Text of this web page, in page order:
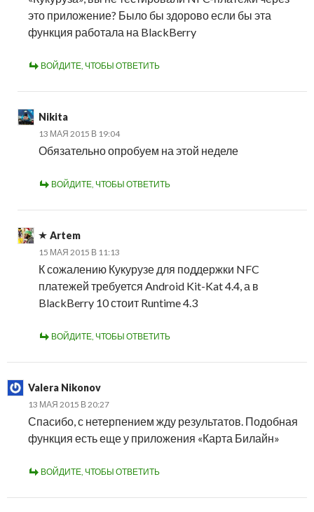
это приложение? Было бы здорово если бы эта
функция работала на BlackBerry
ВОЙДИТЕ, ЧТОБЫ ОТВЕТИТЬ
Nikita
13 МАЯ 2015 В 19:04
Обязательно опробуем на этой неделе
ВОЙДИТЕ, ЧТОБЫ ОТВЕТИТЬ
Artem
15 МАЯ 2015 В 11:13
К сожалению Кукурузе для поддержки NFC
платежей требуется Android Kit-Kat 4.4, а в
BlackBerry 10 стоит Runtime 4.3
ВОЙДИТЕ, ЧТОБЫ ОТВЕТИТЬ
Valera Nikonov
13 МАЯ 2015 В 20:27
Спасибо, с нетерпением жду результатов. Подобная
функция есть еще у приложения «Карта Билайн»
ВОЙДИТЕ, ЧТОБЫ ОТВЕТИТЬ